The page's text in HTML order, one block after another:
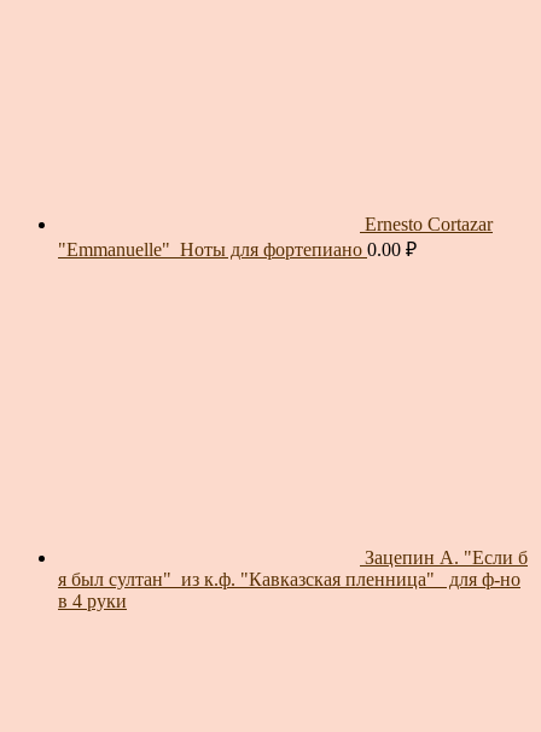
Ernesto Cortazar
"Emmanuelle"_Ноты для фортепиано 0.00 ₽
Зацепин А. "Если б
я был султан"_из к.ф. "Кавказская пленница"_ для ф-но
в 4 руки